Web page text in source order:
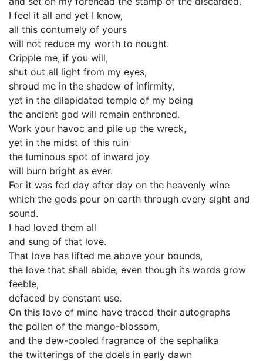
I feel it all and yet I know,
all this contumely of yours
will not reduce my worth to nought.
Cripple me, if you will,
shut out all light from my eyes,
shroud me in the shadow of infirmity,
yet in the dilapidated temple of my being
the ancient god will remain enthroned.
Work your havoc and pile up the wreck,
yet in the midst of this ruin
the luminous spot of inward joy
will burn bright as ever.
For it was fed day after day on the heavenly wine
which the gods pour on earth through every sight and
sound.
I had loved them all
and sung of that love.
That love has lifted me above your bounds,
the love that shall abide, even though its words grow
feeble,
defaced by constant use.
On this love of mine have traced their autographs
the pollen of the mango-blossom,
and the dew-cooled fragrance of the sephalika
the twitterings of the doels in early dawn